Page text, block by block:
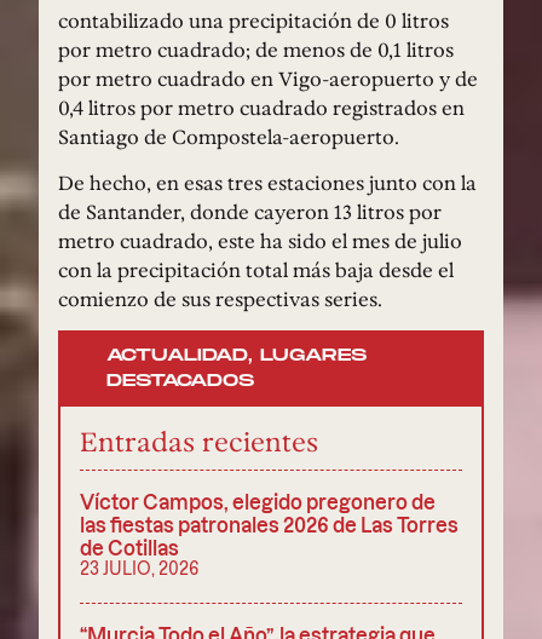
contabilizado una precipitación de 0 litros
por metro cuadrado; de menos de 0,1 litros
por metro cuadrado en Vigo-aeropuerto y de
0,4 litros por metro cuadrado registrados en
Santiago de Compostela-aeropuerto.
De hecho, en esas tres estaciones junto con la
de Santander, donde cayeron 13 litros por
metro cuadrado, este ha sido el mes de julio
con la precipitación total más baja desde el
comienzo de sus respectivas series.
ACTUALIDAD, LUGARES
DESTACADOS
Entradas recientes
Víctor Campos, elegido pregonero de
las fiestas patronales 2026 de Las Torres
de Cotillas
23 JULIO, 2026